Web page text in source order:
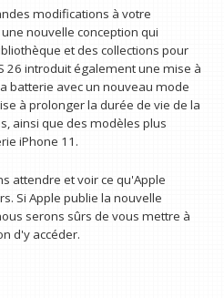
modifications à votre
nouvelle conception qui
et des collections pour
26 introduit également une mise à
batterie avec un nouveau mode
à prolonger la durée de vie de la
ainsi que des modèles plus
iPhone 11.
attendre et voir ce qu'Apple
Si Apple publie la nouvelle
serons sûrs de vous mettre à
d'y accéder.